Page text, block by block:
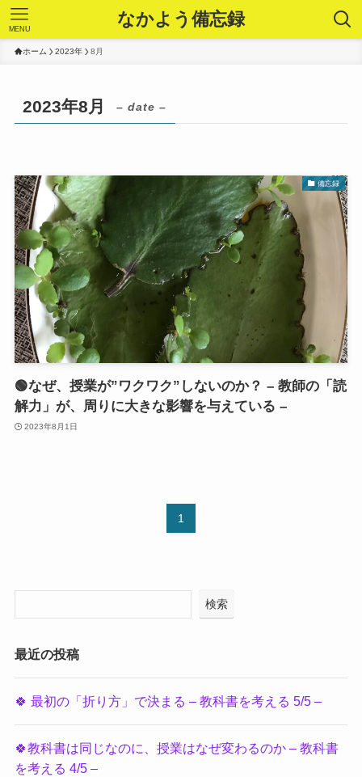
なかよう備忘録
MENU
ホーム 2023年 8月
2023年8月 – date –
備忘録
🟢なぜ、授業が”ワクワク”しないのか？ – 教師の「読
解力」が、周りに大きな影響を与えている –
2023年8月1日
1
検索
最近の投稿
🍀 最初の「折り方」で決まる – 教科書を考える 5/5 –
🍀教科書は同じなのに、授業はなぜ変わるのか – 教科書
を考える 4/5 –